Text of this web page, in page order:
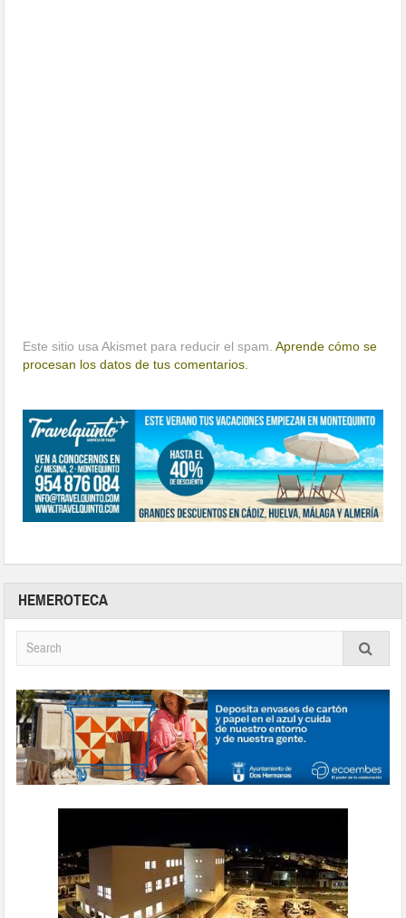
Este sitio usa Akismet para reducir el spam.Aprende cómo se
procesan los datos de tus comentarios.
HEMEROTECA